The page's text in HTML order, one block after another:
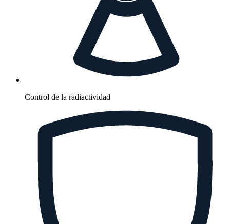
Control de la radiactividad